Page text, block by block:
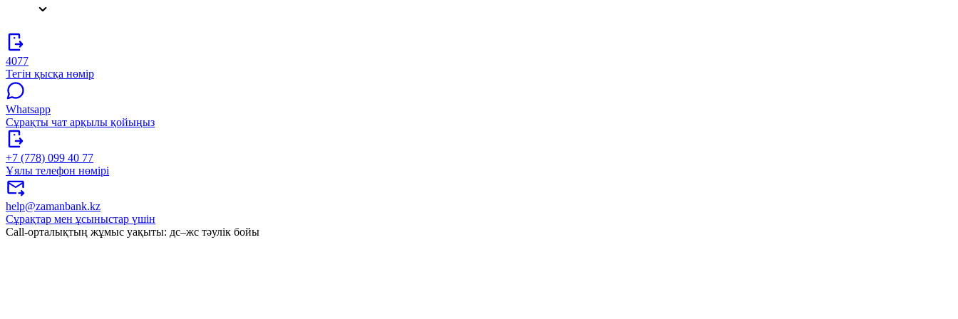
4077
Тегін қысқа нөмір
Whatsapp
Сұрақты чат арқылы қойыңыз
+7 (778) 099 40 77
Ұялы телефон нөмірі
help@zamanbank.kz
Сұрақтар мен ұсыныстар үшін
Call-орталықтың жұмыс уақыты: дс–жс тәулік бойы